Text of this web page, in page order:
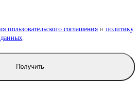
пользовательского соглашения и политику
данных
Получить